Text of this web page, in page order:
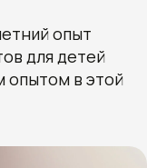
опыт
для детей
опытом в этой